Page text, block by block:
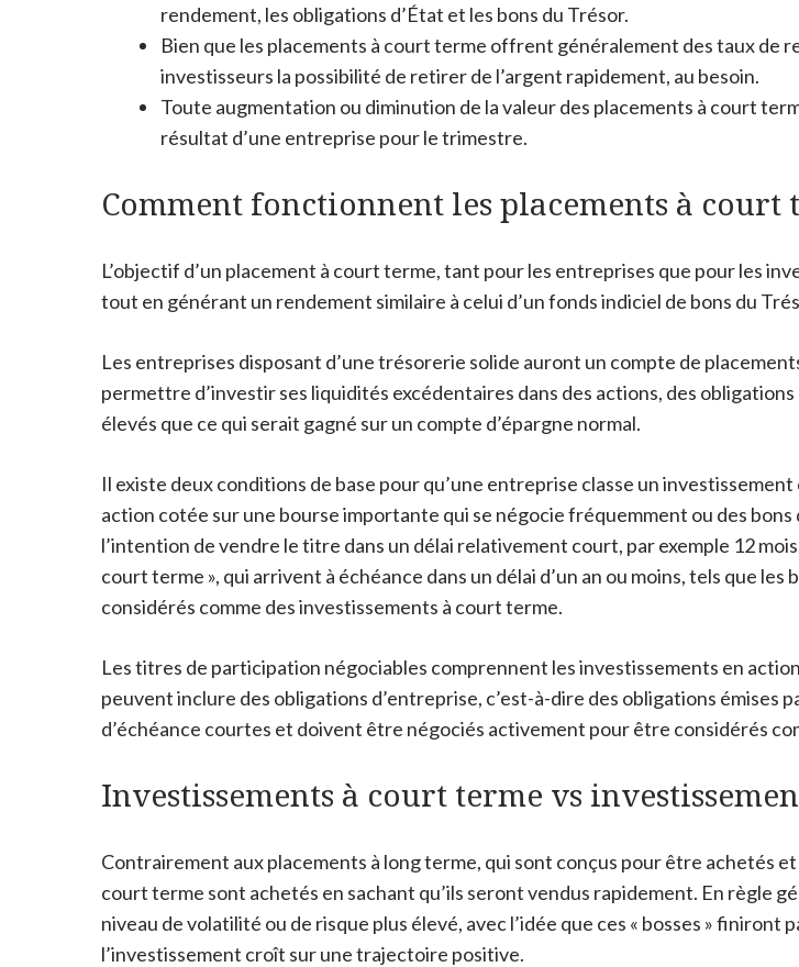
rendement, les obligations d’État et les bons du Trésor.
Bien que les placements à court terme offrent généralement des taux
investisseurs la possibilité de retirer de l’argent rapidement, au besoin.
Toute augmentation ou diminution de la valeur des placements à court
résultat d’une entreprise pour le trimestre.
Comment fonctionnent les placements à court
L’objectif d’un placement à court terme, tant pour les entreprises que pour les
tout en générant un rendement similaire à celui d’un fonds indiciel de bons du
Les entreprises disposant d’une trésorerie solide auront un compte de
permettre d’investir ses liquidités excédentaires dans des actions, des
élevés que ce qui serait gagné sur un compte d’épargne normal.
Il existe deux conditions de base pour qu’une entreprise classe un
action cotée sur une bourse importante qui se négocie fréquemment ou des
l’intention de vendre le titre dans un délai relativement court, par exemple 12
court terme », qui arrivent à échéance dans un délai d’un an ou moins, tels que
considérés comme des investissements à court terme.
Les titres de participation négociables comprennent les investissements en
peuvent inclure des obligations d’entreprise, c’est-à-dire des obligations émises
d’échéance courtes et doivent être négociés activement pour être considérés
Investissements à court terme vs
Contrairement aux placements à long terme, qui sont conçus pour être achetés
court terme sont achetés en sachant qu’ils seront vendus rapidement. En règle
niveau de volatilité ou de risque plus élevé, avec l’idée que ces « bosses »
l’investissement croît sur une trajectoire positive.